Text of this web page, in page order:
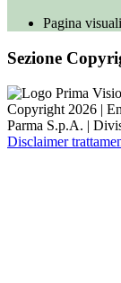
Pagina
Sezione
Copyright 2026 |
Parma S.p.A. |
Disclaimer